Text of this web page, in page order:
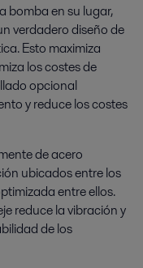
bomba en su lugar,
verdadero diseño de
Esto maximiza
los costes de
opcional
y reduce los costes
de acero
ubicados entre los
entre ellos.
reduce la vibración y
de los